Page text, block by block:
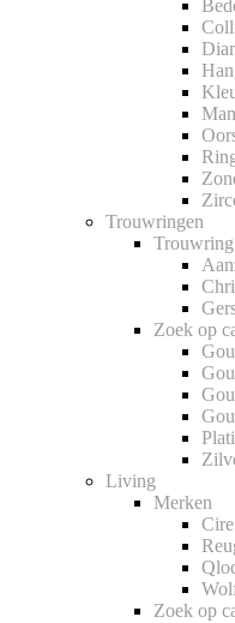
Trouwringen
Zoek op
Living
Merken
Zoek op